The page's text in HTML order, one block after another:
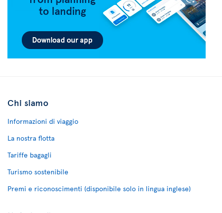
Chi siamo
Informazioni di viaggio
La nostra flotta
Tariffe bagagli
Turismo sostenibile
Premi e riconoscimenti (disponibile solo in lingua inglese)